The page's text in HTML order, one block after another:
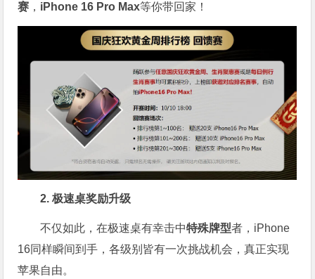
赛 ， iPhone 16 Pro Max等你带回家！
2. 极速桌奖励升级
不仅如此，在极速桌有幸击中特殊牌型者，iPhone
16同样瞬间到手，各级别皆有一次挑战机会，真正实现
苹果自由。